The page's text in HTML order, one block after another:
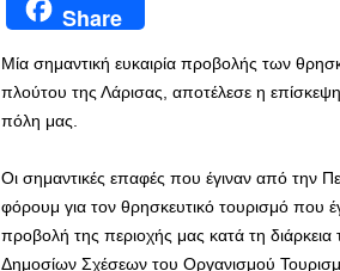
Share
Μία σημαντική ευκαιρία προβολής των
πλούτου της Λάρισας, αποτέλεσε η
πόλη μας.
Οι σημαντικές επαφές που έγιναν από την
φόρουμ για τον θρησκευτικό τουρισμό
προβολή της περιοχής μας κατά τη
Δημοσίων Σχέσεων του Οργανισμού